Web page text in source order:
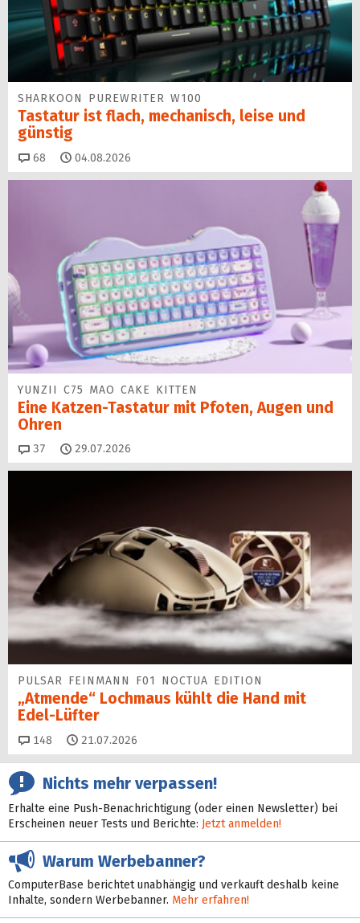
SHARKOON PUREWRITER W100
Tastatur ist flach, mechanisch, leise und
günstig
68 Kommentare
04.08.2026
YUNZII C75 MAO CAKE KITTEN
Eine Katzen-Tastatur mit Pfoten, Augen und
Ohren
37 Kommentare
29.07.2026
PULSAR FEINMANN F01 NOCTUA EDITION
„Atmende“ Lochmaus kühlt die Hand mit
Edel-Lüfter
148 Kommentare
21.07.2026
Nichts mehr verpassen!
Erhalte eine Push-Benachrichtigung (oder einen Newsletter) bei
Erscheinen neuer Tests und Berichte: Jetzt anmelden!
Warum Werbebanner?
ComputerBase berichtet unabhängig und verkauft deshalb keine
Inhalte, sondern Werbebanner. Mehr erfahren!